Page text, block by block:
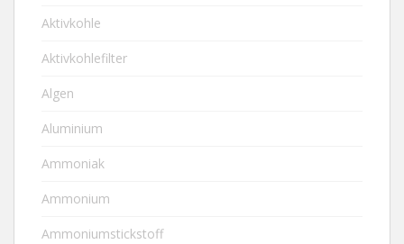
Aktivkohle
Aktivkohlefilter
Algen
Aluminium
Ammoniak
Ammonium
Ammoniumstickstoff